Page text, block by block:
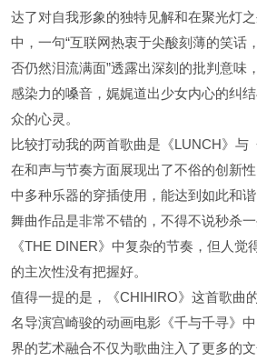
达了对自我形象的独特见解和在聚光灯
中，一句“互联网热衷于尖酸刻薄的笑话
否仍然泪流满面”透露出深刻的批判意味
感染力的嗓音，娓娓道出少女内心的纠
众的心灵。
比较打动我的两首歌曲是《LUNCH》与
在和声与节奏方面展现出了不俗的创新性
中多种乐器的穿插使用，能达到如此和
舞曲作品是非常不错的，不得不说秒杀一
《THE DINER》中复杂的节奏，但人觉
的主次性没有把握好。
值得一提的是，《CHIHIRO》这首歌曲
名导演宫崎骏的动画电影《千与千寻》
界的艺术融合不仅为歌曲注入了更多的